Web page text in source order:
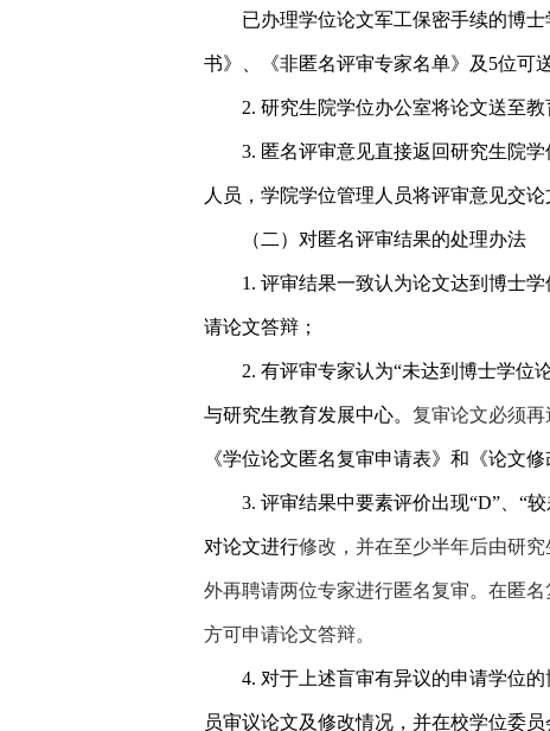
已办理学位论文军工保密手续的博
书》、《非匿名评审专家名单》及 5位可
2. 研究生院学位办公室将论文送至
3. 匿名评审意见直接返回研究生院
人员，学院学位管理人员将评审意见交
（二）对匿名评审结果的处理办法
1. 评审结果一致认为论文达到博士
请论文答辩；
2. 有评审专家认为“未达到博士学位
与研究生教育发展中心。 复审论文必须再
《学位论文匿名复审申请表》和《论文修
3. 评审结果中要素评价出现“D”、“
对论文进行修改，并在至少半年后由研
外再聘请两位专家进行匿名复审。在匿
方可申请论文答辩。
4. 对于上述盲审有异议的申请学位
员审议论文及修改情况，并在校学位委